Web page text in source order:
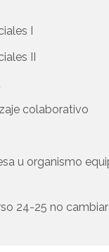
I
II
colaborativo
u organismo
24-25 no